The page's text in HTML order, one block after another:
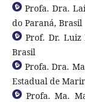
Profa. Dra.
do Paraná, Brasil
Prof. Dr. Luiz
Brasil
Profa. Dra.
Estadual de
Profa. Ma.